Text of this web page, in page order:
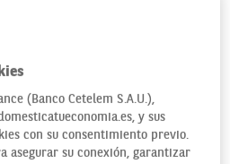
las principales características
de decidir si comprarlo hoy
(Banco Cetelem S.A.U.),
y sus
con su consentimiento previo.
asegurar su conexión, garantizar